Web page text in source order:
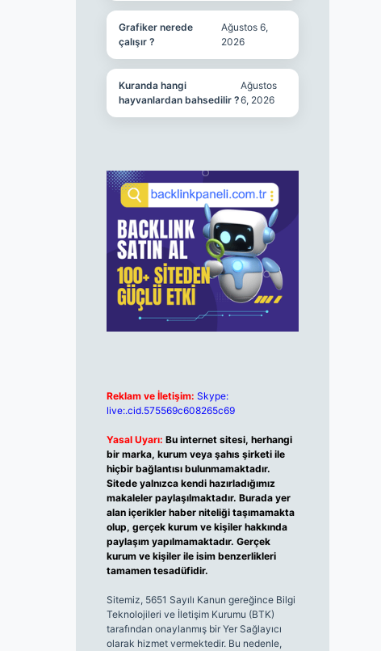
Grafiker nerede
çalışır ?
Ağustos 6,
2026
Kuranda hangi
hayvanlardan bahsedilir ?
Ağustos
6, 2026
Reklam ve İletişim: Skype:
live:.cid.575569c608265c69
Yasal Uyarı: Bu internet sitesi, herhangi
bir marka, kurum veya şahıs şirketi ile
hiçbir bağlantısı bulunmamaktadır.
Sitede yalnızca kendi hazırladığımız
makaleler paylaşılmaktadır. Burada yer
alan içerikler haber niteliği taşımamakta
olup, gerçek kurum ve kişiler hakkında
paylaşım yapılmamaktadır. Gerçek
kurum ve kişiler ile isim benzerlikleri
tamamen tesadüfidir.
Sitemiz, 5651 Sayılı Kanun gereğince Bilgi
Teknolojileri ve İletişim Kurumu (BTK)
tarafından onaylanmış bir Yer Sağlayıcı
olarak hizmet vermektedir. Bu nedenle,